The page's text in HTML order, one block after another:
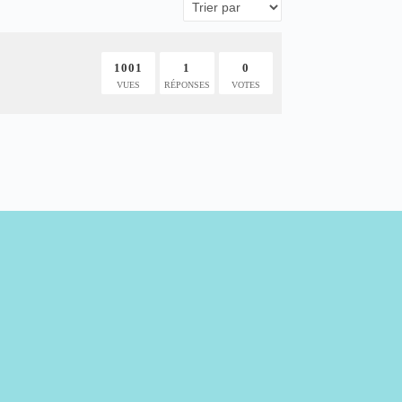
1001
VUES
1
RÉPONSES
0
VOTES